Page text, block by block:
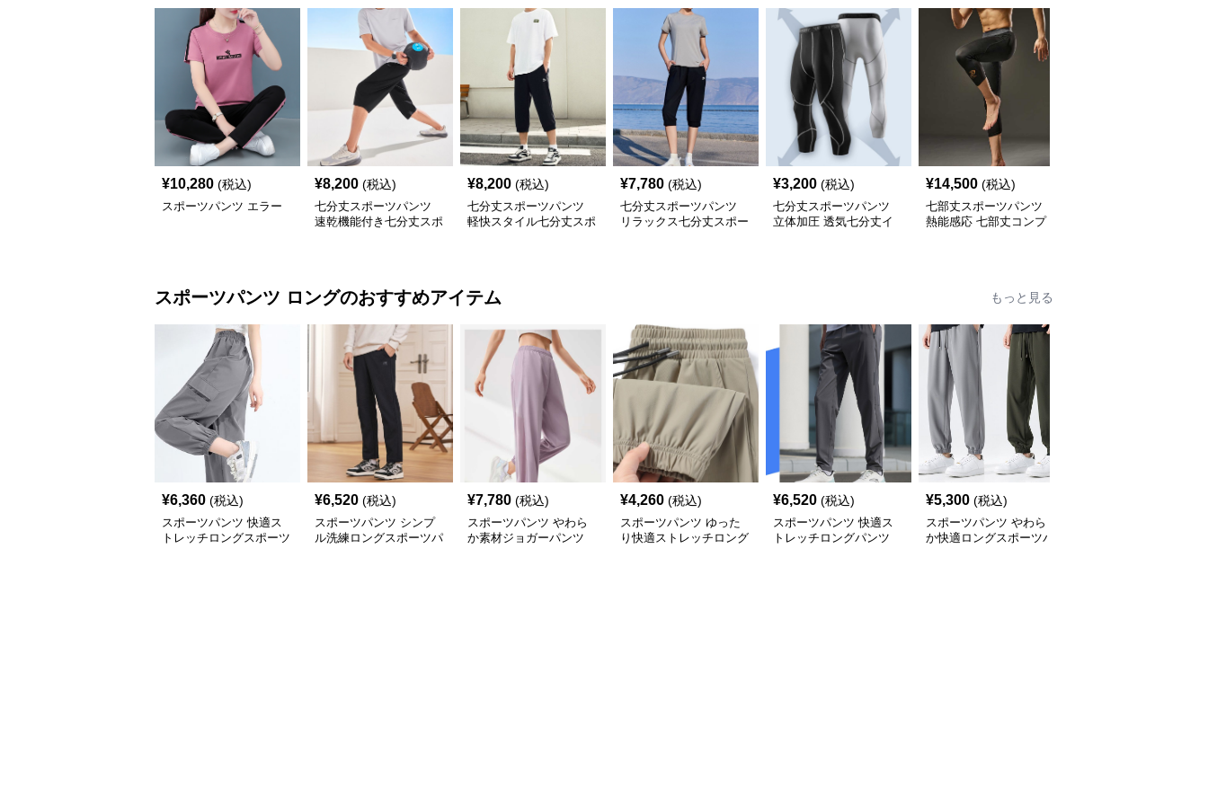
¥10,280 (税込)
スポーツパンツ エラー
¥8,200 (税込)
七分丈スポーツパンツ
速乾機能付き七分丈スポ
¥8,200 (税込)
七分丈スポーツパンツ
軽快スタイル七分丈スポ
¥7,780 (税込)
七分丈スポーツパンツ
リラックス七分丈スポー
¥3,200 (税込)
七分丈スポーツパンツ
立体加圧 透気七分丈イ
¥14,500 (税込)
七部丈スポーツパンツ
熱能感応 七部丈コンプ
スポーツパンツ ロングのおすすめアイテム もっと見る
¥6,360 (税込)
スポーツパンツ 快適ス
トレッチロングスポーツ
¥6,520 (税込)
スポーツパンツ シンプ
ル洗練ロングスポーツパ
¥7,780 (税込)
スポーツパンツ やわら
か素材ジョガーパンツ
¥4,260 (税込)
スポーツパンツ ゆった
り快適ストレッチロング
¥6,520 (税込)
スポーツパンツ 快適ス
トレッチロングパンツ
¥5,300 (税込)
スポーツパンツ やわら
か快適ロングスポーツパ